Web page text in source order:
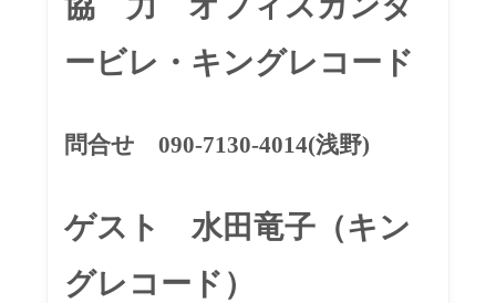
ービレ・キングレコード
​問合せ 090-7130-4014(浅野)
ゲスト 水田竜子​（キン
グレコード）